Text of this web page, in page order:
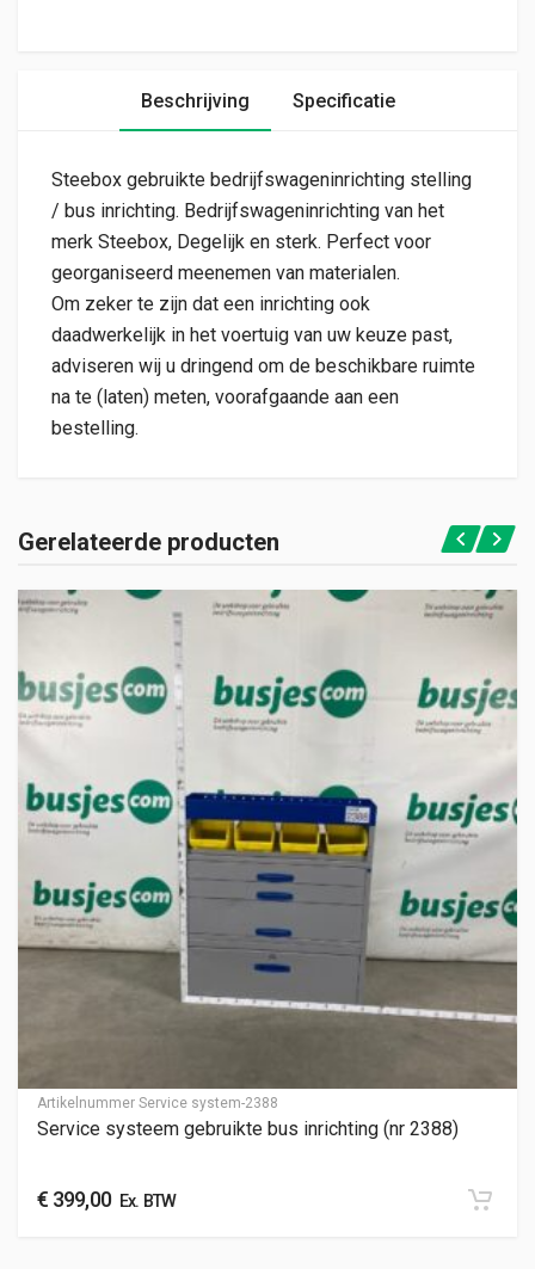
Beschrijving Specificatie
Steebox gebruikte bedrijfswageninrichting stelling
/ bus inrichting. Bedrijfswageninrichting van het
merk Steebox, Degelijk en sterk. Perfect voor
georganiseerd meenemen van materialen.
Om zeker te zijn dat een inrichting ook
daadwerkelijk in het voertuig van uw keuze past,
adviseren wij u dringend om de beschikbare ruimte
na te (laten) meten, voorafgaande aan een
bestelling.
Gerelateerde producten
Artikelnummer Service system-2388
Service systeem gebruikte bus inrichting (nr 2388)
€ 399,00Ex. BTW